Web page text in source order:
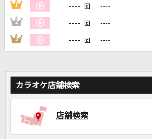
安全地帯
カラオケをもっと楽しもう！
1 ---- 回 ----
2 ---- 回 ----
3 ---- 回 ----
カラオケ店舗検索
店舗検索